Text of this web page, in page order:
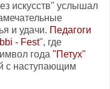
искусств" услышал
и удачи. Педагоги
- Fest", где
года "Петух"
с наступающим